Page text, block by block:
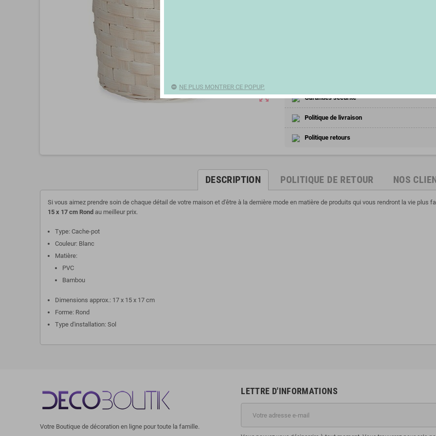
zoom_out_map Garanties sécurité
Politique de livraison
Politique retours
DESCRIPTION POLITIQUE DE RETOUR NOS
Si vous aimez prendre soin de chaque détail de votre maison et d'être à la dernière mode en matière de produits qui vous rendront la vie plus
15 x 17 cm Rond au meilleur prix.
Type: Cache-pot
Couleur: Blanc
Matière:
PVC
Bambou
Dimensions approx.: 17 x 15 x 17 cm
Forme: Rond
Type d'installation: Sol
Votre Boutique de décoration en ligne pour toute la famille.
LETTRE D'INFORMATIONS
NE PLUS MONTRER CE POPUP.